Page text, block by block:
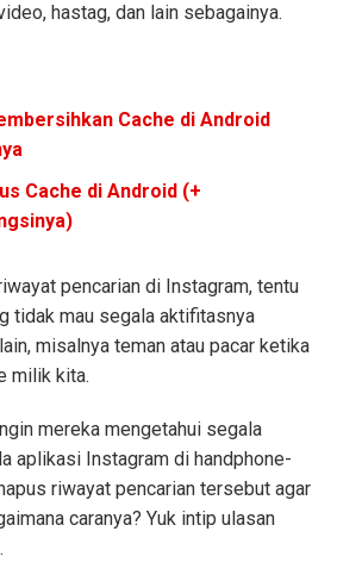
hastag, dan lain sebagainya.
Cache di Android
Cache di Android (+
pencarian di Instagram, tentu
tidak mau segala aktifitasnya
misalnya teman atau pacar ketika
milik kita.
mereka mengetahui segala
aplikasi Instagram di handphone-
riwayat pencarian tersebut agar
caranya? Yuk intip ulasan